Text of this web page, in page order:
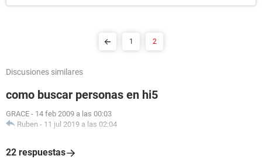
1 2
Discusiones similares
como buscar personas en hi5
GRACE - 14 feb 2009 a las 00:03
Ruben - 11 jul 2019 a las 02:04
22 respuestas